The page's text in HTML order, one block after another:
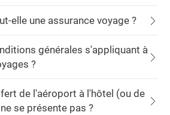
elle une assurance voyage ?
générales s'appliquant à
?
de l'aéroport à l'hôtel (ou de
se présente pas ?